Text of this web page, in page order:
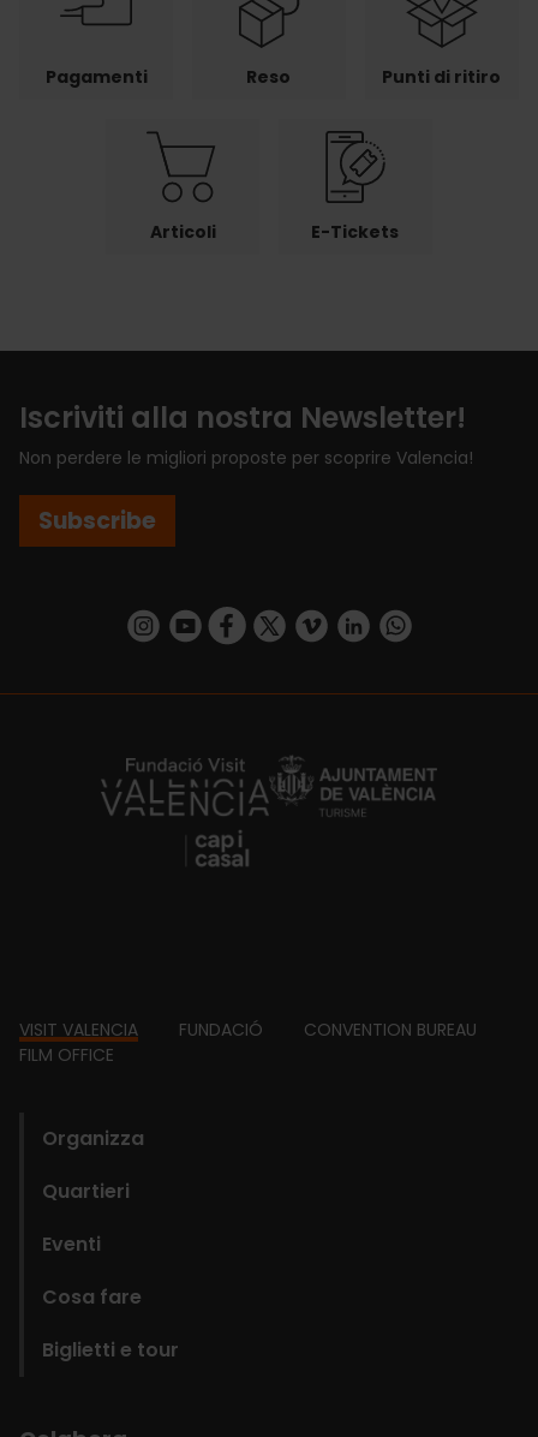
Pagamenti Reso Punti di ritiro
Articoli E-Tickets
Iscriviti alla nostra Newsletter!
Non perdere le migliori proposte per scoprire Valencia!
Subscribe
https://www.instagram.com/visit_valencia/
https://www.youtube.com/user/
https://www.facebook.com/
https://twitter.com/VisitaValencia
https://vimeo.com/
https://www.linkedin.com/company/turismo-valencia/https://api.whatsapp.com/send/
https://fundacion.visitvalencia.com/
Footer
VISIT VALENCIA FUNDACIÓ
CONVENTION BUREAU
FILM OFFICE
Organizza
Quartieri
Eventi
Cosa fare
Biglietti e tour